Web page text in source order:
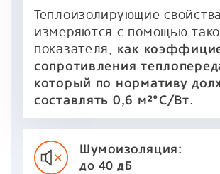
Теплоизолирующие
измеряются с помощью
показателя, как
сопротивления
который по нормативу
составлять 0,6 м²°С/Вт.
Шумоизоляция:
до 40 дБ